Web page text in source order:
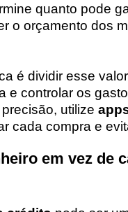
quanto pode
o orçamento dos
é dividir esse
e controlar os
utilize
cada compra e
em vez de